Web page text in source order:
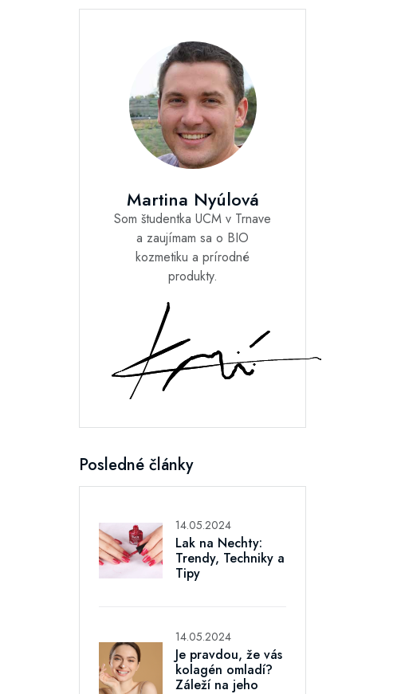
Martina Nyúlová
Som študentka UCM v Trnave
a zaujímam sa o BIO
kozmetiku a prírodné
produkty.
Posledné články
14.05.2024
Lak na Nechty:
Trendy, Techniky a
Tipy
14.05.2024
Je pravdou, že vás
kolagén omladí?
Záleží na jeho